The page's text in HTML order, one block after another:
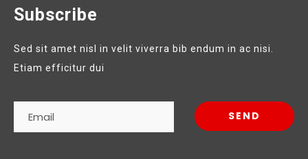
Subscribe
Sed sit amet nisl in velit viverra bib endum in ac nisi.
Etiam efficitur dui